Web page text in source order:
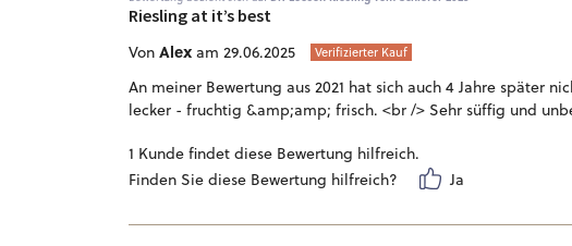
Riesling at it’s best
Von Alex am 29.06.2025 Verifizierter Kauf
An meiner Bewertung aus 2021 hat sich auch 4 Jahre später
lecker - fruchtig &amp;amp; frisch. <br /> Sehr süffig und
1 Kunde findet diese Bewertung hilfreich.
Finden Sie diese Bewertung hilfreich?
Ja